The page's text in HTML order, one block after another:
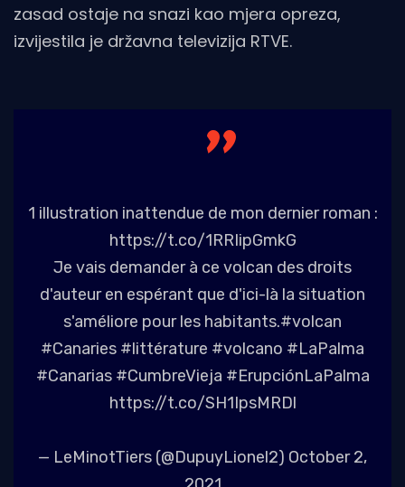
zasad ostaje na snazi ​​kao mjera opreza,
izvijestila je državna televizija RTVE.
1 illustration inattendue de mon dernier roman :
https://t.co/1RRIipGmkG
Je vais demander à ce volcan des droits
d'auteur en espérant que d'ici-là la situation
s'améliore pour les habitants.#volcan
#Canaries #littérature #volcano #LaPalma
#Canarias #CumbreVieja #ErupciónLaPalma
https://t.co/SH1IpsMRDl
— LeMinotTiers (@DupuyLionel2) October 2,